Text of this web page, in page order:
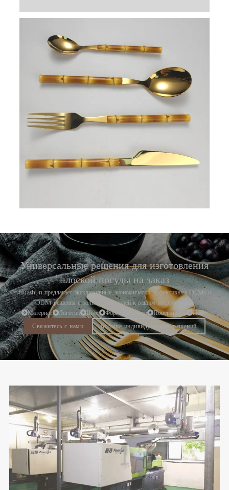
Универсальные решения для изготовления
плоской посуды на заказ
Huashun предлагает эксклюзивные, экономически эффективные OEM- и
ODM-решения с полной адаптацией к вашим потребностям.
Материал
Логотип Цвет Форма Размер Поверхность
Пакет
Свяжитесь с нами
Больше индивидуальных решений